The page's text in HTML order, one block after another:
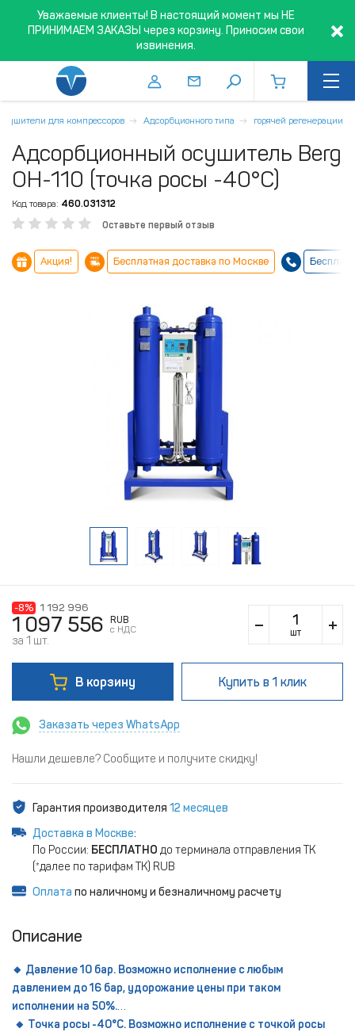
Уважаемые клиенты! В настоящий момент мы НЕ
ПРИНИМАЕМ ЗАКАЗЫ через корзину. Приносим свои
извинения.
для компрессоров Адсорбционного типа горячей регенерации
Адсорбционный осушитель Berg
ОН-110 (точка росы -40°С)
Код товара: 460.031312
Оставьте первый отзыв
Акция! Бесплатная доставка по Москве
-8% 1 192 996
1 097 556
RUB
c НДС
за 1 шт.
шт
В корзину Купить в 1 клик
Заказать через WhatsApp
Нашли дешевле? Сообщите и получите скидку!
Гарантия производителя 12 месяцев
Доставка в Москве:
По России: БЕСПЛАТНО до терминала отправления ТК
(*далее по тарифам ТК) RUB
Оплата по наличному и безналичному расчету
Описание
🔸 Давление 10 бар. Возможно исполнение с любым
давлением до 16 бар, удорожание цены при таком
исполнении на 50%.
🔸 Точка росы -40°С. Возможно исполнение с точкой росы